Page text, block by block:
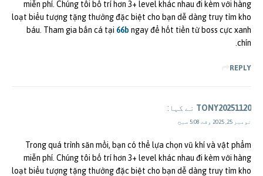
miễn phí. Chúng tôi bố trí hơn 3+ level khác nhau đi kèm với hàng
loạt biểu tượng tặng thưởng đặc biệt cho bạn dễ dàng truy tìm kho
báu. Tham gia bắn cá tại 66b ngay để hốt tiền từ boss cực xanh
chín.
REPLY
TONY20251120 نے کہا:
نومبر 25, 2025 وقت 5:08 صبح
Trong quá trình săn mồi, bạn có thể lựa chọn vũ khí và vật phẩm
miễn phí. Chúng tôi bố trí hơn 3+ level khác nhau đi kèm với hàng
loạt biểu tượng tặng thưởng đặc biệt cho bạn dễ dàng truy tìm kho